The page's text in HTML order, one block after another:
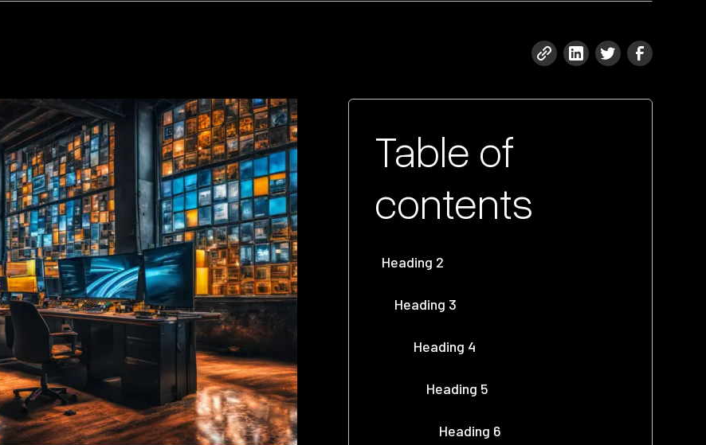
Table of
contents
Heading 2
Heading 3
Heading 4
Heading 5
Heading 6